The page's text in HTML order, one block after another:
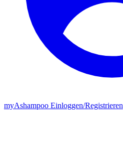
myAshampoo Einloggen/Registrieren